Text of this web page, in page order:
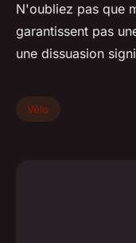
N'oubliez pas que
garantissent pas
une dissuasion
Vélo